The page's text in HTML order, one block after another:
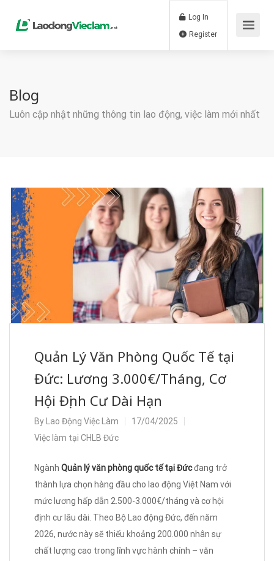
Log In
Blog
Luôn cập nhật những thông tin lao động, việc làm mới nhất
Quản Lý Văn Phòng Quốc Tế tại
Đức: Lương 3.000€/Tháng, Cơ
Hội Định Cư Dài Hạn
By Lao Động Việc Làm
17/04/2025
Việc làm tại CHLB Đức
Ngành Quản lý văn phòng quốc tế tại Đứcđang trở
thành lựa chọn hàng đầu cho lao động Việt Nam với
mức lương hấp dẫn 2.500-3.000€/tháng và cơ hội
định cư lâu dài. Theo Bộ Lao động Đức, đến năm
2026, nước này sẽ thiếu khoảng 200.000 nhân sự
chất lượng cao trong lĩnh vực hành chính – văn